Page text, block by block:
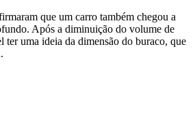
que um carro também chegou a
Após a diminuição do volume de
ter uma ideia da dimensão do buraco, que